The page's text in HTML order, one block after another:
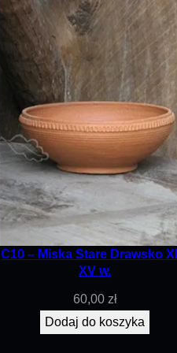
i
I
V
w
.
C10 – Miska Stare Drawsko
XV w.
60,00 zł
Dodaj do koszyka